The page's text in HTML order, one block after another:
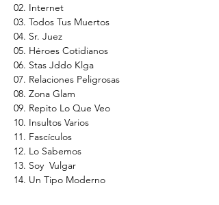
02. Internet
03. Todos Tus Muertos
04. Sr. Juez
05. Héroes Cotidianos
06. Stas Jddo Klga
07. Relaciones Peligrosas
08. Zona Glam
09. Repito Lo Que Veo
10. Insultos Varios
11. Fascículos
12. Lo Sabemos
13. Soy  Vulgar
14. Un Tipo Moderno